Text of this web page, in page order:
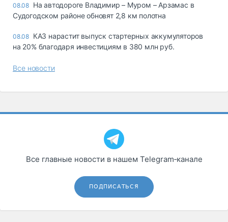
08.08 На автодороге Владимир – Муром – Арзамас в
Судогодском районе обновят 2,8 км полотна
08.08 КАЗ нарастит выпуск стартерных аккумуляторов
на 20% благодаря инвестициям в 380 млн руб.
Все новости
Все главные новости в нашем Telegram‑канале
ПОДПИСАТЬСЯ